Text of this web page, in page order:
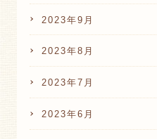
2023年9月
2023年8月
2023年7月
2023年6月